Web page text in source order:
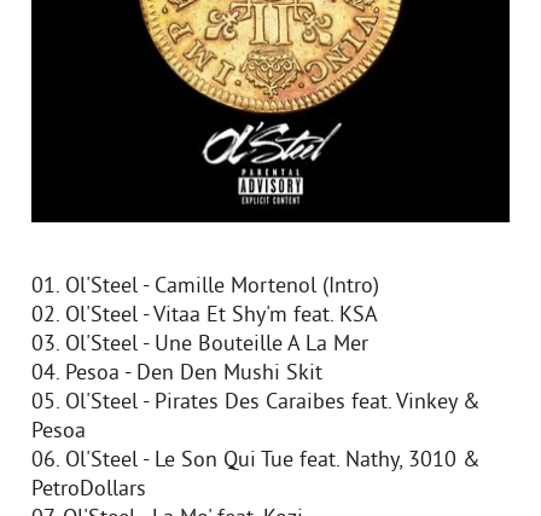
01. Ol'Steel - Camille Mortenol (Intro)
02. Ol'Steel - Vitaa Et Shy'm feat. KSA
03. Ol'Steel - Une Bouteille A La Mer
04. Pesoa - Den Den Mushi Skit
05. Ol'Steel - Pirates Des Caraibes feat. Vinkey &
Pesoa
06. Ol'Steel - Le Son Qui Tue feat. Nathy, 3010 &
PetroDollars